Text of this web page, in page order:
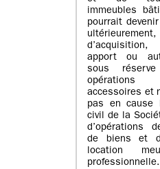
immeubles
pourrait
apport ou
sous
opérations
accessoires et
pas en cause
civil de la
d’opérations
de biens et
location
professionnelle.